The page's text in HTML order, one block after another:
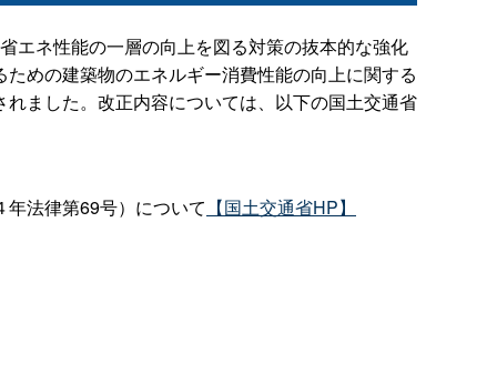
ネ性能の一層の向上を図る対策の抜本的な強化
めの建築物のエネルギー消費性能の向上に関する
ました。改正内容については、以下の国土交通省
法律第69号）について 【国土交通省HP】